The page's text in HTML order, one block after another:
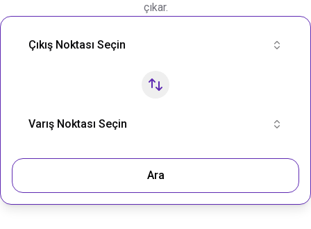
çıkar.
Nakliye Rotası Ara
Çıkış Noktası Seçin
Varış Noktası Seçin
Ara